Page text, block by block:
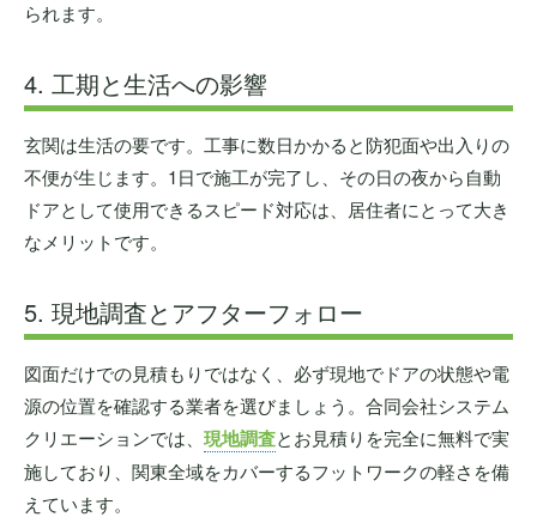
られます。
4. 工期と生活への影響
玄関は生活の要です。工事に数日かかると防犯面や出入りの
不便が生じます。1日で施工が完了し、その日の夜から自動
ドアとして使用できるスピード対応は、居住者にとって大き
なメリットです。
5. 現地調査とアフターフォロー
図面だけでの見積もりではなく、必ず現地でドアの状態や電
源の位置を確認する業者を選びましょう。合同会社システム
クリエーションでは、 現地調査とお見積りを完全に無料で実
施しており、関東全域をカバーするフットワークの軽さを備
えています。